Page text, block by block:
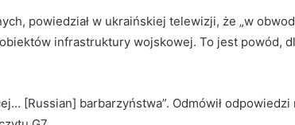
powiedział w ukraińskiej telewizji, że „w
infrastruktury wojskowej. To jest powód,
[Russian] barbarzyństwa”. Odmówił odpowiedzi